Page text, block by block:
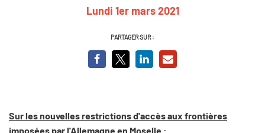
Lundi 1er mars 2021
PARTAGER SUR :
Sur les nouvelles restrictions d'accès aux frontières
imposées par l'Allemagne en Moselle :